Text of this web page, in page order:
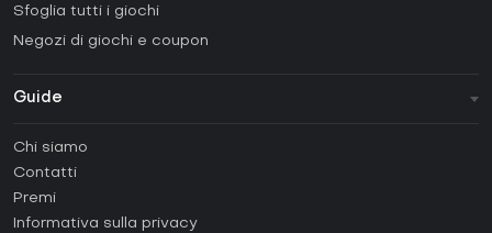
Sfoglia tutti i giochi
Negozi di giochi e coupon
Guide
Come attivare una Steam CD Key?
Come attivare una Epic Games CD Key?
Chi siamo
Contatti
Premi
Informativa sulla privacy